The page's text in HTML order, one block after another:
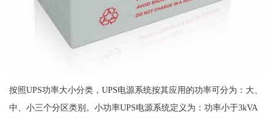
按照UPS功率大小分类，UPS电源系统按其应用的功率可分为：大、
中、小三个分区类别。小功率UPS电源系统定义为：功率小于3kVA